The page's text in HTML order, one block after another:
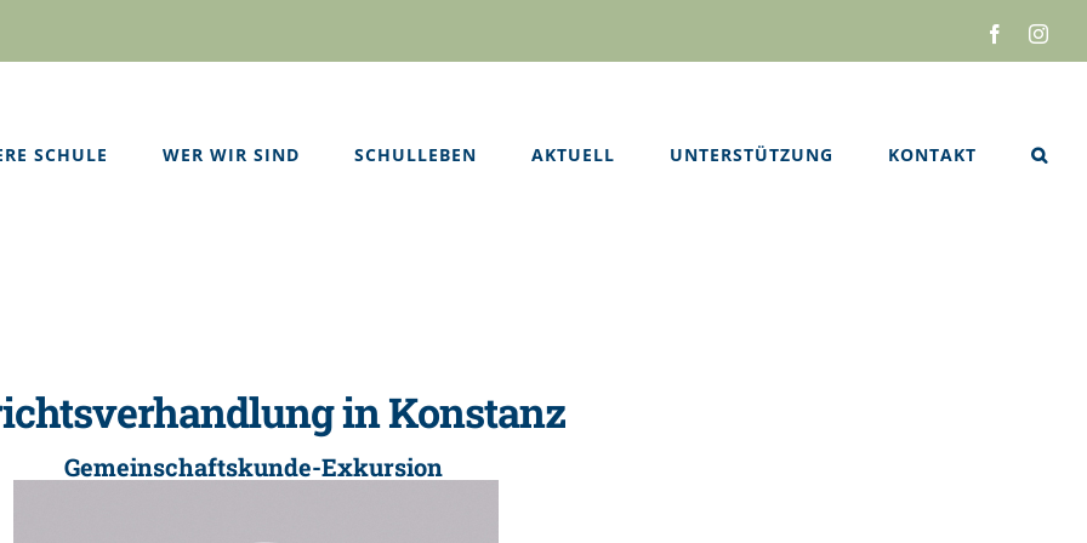
Facebook
SCHULE WER WIR SIND SCHULLEBEN AKTUELL UNTERSTÜTZUNG KONTAKT
in Konstanz
Gemeinschaftskunde-Exkursion